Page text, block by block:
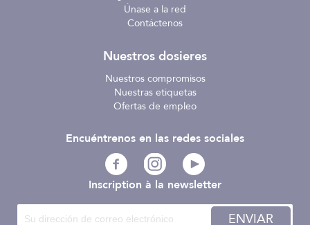
Únase a la red
Contáctenos
Nuestros dosieres
Nuestros compromisos
Nuestras etiquetas
Ofertas de empleo
Inscription à la newsletter
ENVIAR
Encuéntrenos en las redes sociales